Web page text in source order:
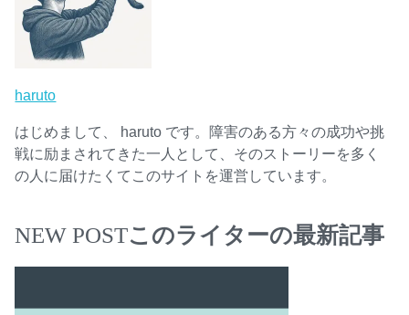
haruto
はじめまして、 haruto です。障害のある方々の成功や挑
戦に励まされてきた一人として、そのストーリーを多く
の人に届けたくてこのサイトを運営しています。
NEW POSTこのライターの最新記事